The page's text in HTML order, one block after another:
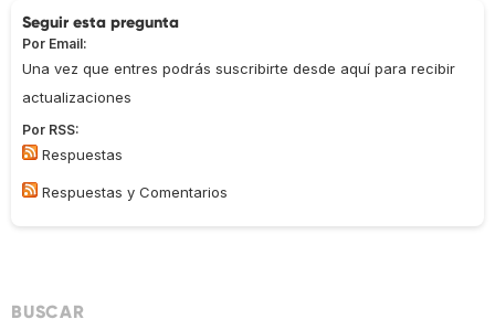
Seguir esta pregunta
Por Email:
Una vez que entres podrás suscribirte desde aquí para recibir
actualizaciones
Por RSS:
Respuestas
Respuestas y Comentarios
BUSCAR